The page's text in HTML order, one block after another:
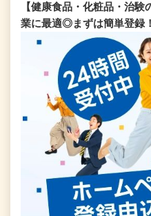
【健康食品・化粧品・治
業に最適◎まずは簡単登録